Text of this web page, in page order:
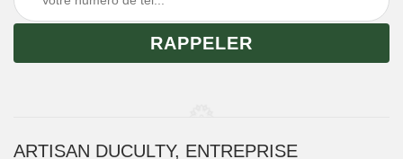
ARTISAN DUCULTY, ENTREPRISE